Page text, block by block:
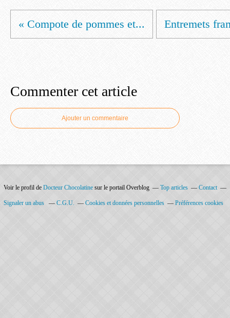
« Compote de pommes et... Entremets
Commenter cet article
Ajouter un commentaire
Voir le profil de Docteur Chocolatine sur le portail Overblog Top articles Contact
Signaler un abus C.G.U. Cookies et données personnelles Préférences cookies